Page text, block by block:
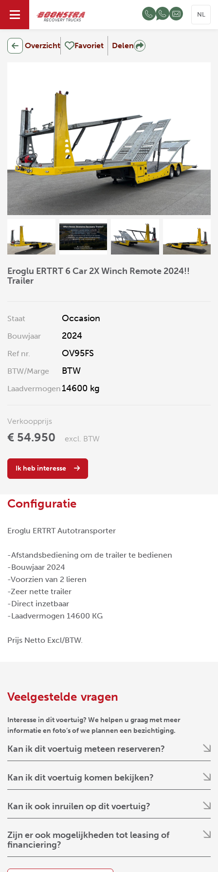
RECOVERY TRUCKS
NL
Overzicht Favoriet Delen
Eroglu ERTRT 6 Car 2X Winch Remote 2024!!
Trailer
Staat Occasion
Bouwjaar 2024
Ref nr. OV95FS
BTW/Marge BTW
Laadvermogen 14600 kg
Verkoopprijs
€ 54.950 excl. BTW
Ik heb interesse
Configuratie
Eroglu ERTRT Autotransporter
-Afstandsbediening om de trailer te bedienen
-Bouwjaar 2024
-Voorzien van 2 lieren
-Zeer nette trailer
-Direct inzetbaar
-Laadvermogen 14600 KG
Prijs Netto Excl/BTW.
Veelgestelde vragen
Interesse in dit voertuig? We helpen u graag met meer
informatie en foto’s of we plannen een bezichtiging.
Kan ik dit voertuig meteen reserveren?
Kan ik dit voertuig komen bekijken?
Kan ik ook inruilen op dit voertuig?
Zijn er ook mogelijkheden tot leasing of
financiering?